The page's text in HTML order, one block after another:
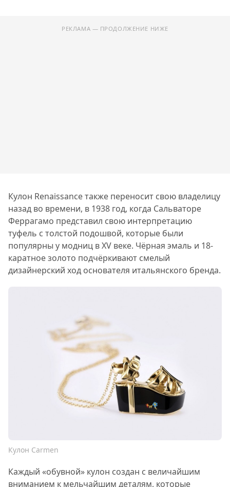
РЕКЛАМА — ПРОДОЛЖЕНИЕ НИЖЕ
Кулон Renaissance также переносит свою владелицу
назад во времени, в 1938 год, когда Сальваторе
Феррагамо представил свою интерпретацию
туфель с толстой подошвой, которые были
популярны у модниц в XV веке. Чёрная эмаль и 18-
каратное золото подчёркивают смелый
дизайнерский ход основателя итальянского бренда.
Кулон Carmen
Каждый «обувной» кулон создан с величайшим
вниманием к мельчайшим деталям, которые